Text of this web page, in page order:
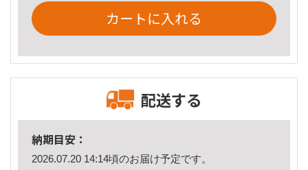
カートに入れる
配送する
納期目安：
2026.07.20 14:14頃のお届け予定です。